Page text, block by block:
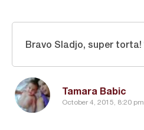
Tamara Babic
October 4, 2015, 8:20 pm
Bravo Sladjo, super torta!